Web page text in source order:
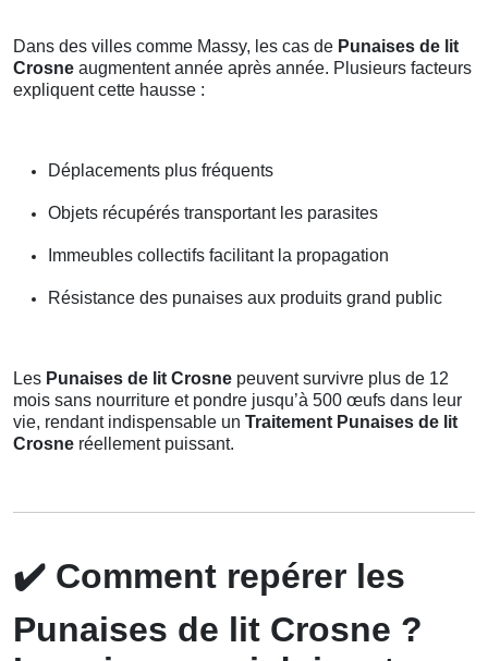
Dans des villes comme Massy, les cas de Punaises de lit
Crosne augmentent année après année. Plusieurs facteurs
expliquent cette hausse :
Déplacements plus fréquents
Objets récupérés transportant les parasites
Immeubles collectifs facilitant la propagation
Résistance des punaises aux produits grand public
Les Punaises de lit Crosne peuvent survivre plus de 12
mois sans nourriture et pondre jusqu’à 500 œufs dans leur
vie, rendant indispensable un Traitement Punaises de lit
Crosne réellement puissant.
✔️ Comment repérer les
Punaises de lit Crosne ?